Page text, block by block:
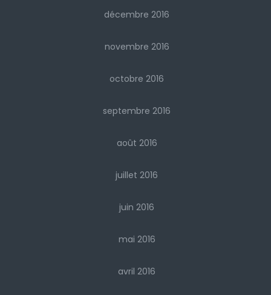
décembre 2016
novembre 2016
octobre 2016
septembre 2016
août 2016
juillet 2016
juin 2016
mai 2016
avril 2016